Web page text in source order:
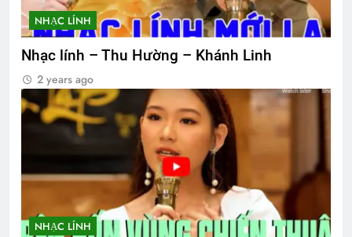
NHẠC LÍNH
Nhạc lính – Thu Hường – Khánh Linh
2 years ago
NHẠC LÍNH